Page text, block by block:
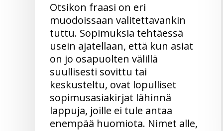
Otsikon fraasi on eri
muodoissaan valitettavankin
tuttu. Sopimuksia tehtäessä
usein ajatellaan, että kun asiat
on jo osapuolten välillä
suullisesti sovittu tai
keskusteltu, ovat lopulliset
sopimusasiakirjat lähinnä
lappuja, joille ei tule antaa
enempää huomiota. Nimet alle,